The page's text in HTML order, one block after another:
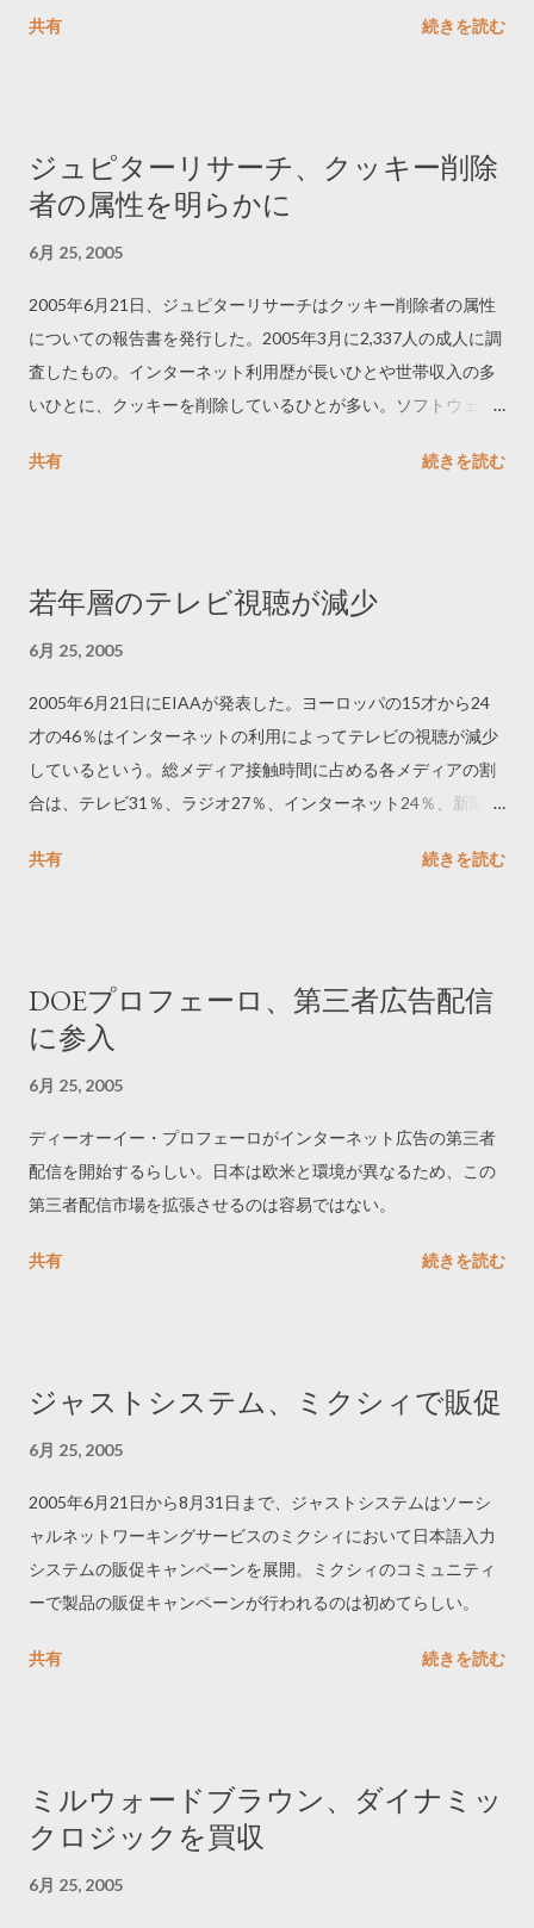
Advertising" (DDB Brasil) http://infectous.plugin.com.br/reality/ -
AC (Dentsu) http://www.interactive-
salaryman.com/pieces/driver_e/ Vodafone (Hakuhodo i Studio)
ネットワークを拡張している。
共有 続きを読む
ジュピターリサーチ、クッキー削除
者の属性を明らかに
6月 25, 2005
2005年6月21日、ジュピターリサーチはクッキー削除者の属性
についての報告書を発行した。2005年3月に2,337人の成人に調
査したもの。インターネット利用歴が長いひとや世帯収入の多
いひとに、クッキーを削除しているひとが多い。ソフトウェア
ひとのほうが多い。
共有 続きを読む
若年層のテレビ視聴が減少
6月 25, 2005
2005年6月21日にEIAAが発表した。ヨーロッパの15才から24
才の46％はインターネットの利用によってテレビの視聴が減少
しているという。総メディア接触時間に占める各メディアの割
合は、テレビ31％、ラジオ27％、インターネット24％、新聞
齢層を絞り込んで再集計したもののようだ。
共有 続きを読む
DOEプロフェーロ、第三者広告配信
に参入
6月 25, 2005
ディーオーイー・プロフェーロがインターネット広告の第三者
配信を開始するらしい。日本は欧米と環境が異なるため、この
第三者配信市場を拡張させるのは容易ではない。
共有 続きを読む
ジャストシステム、ミクシィで販促
6月 25, 2005
2005年6月21日から8月31日まで、ジャストシステムはソーシ
ャルネットワーキングサービスのミクシィにおいて日本語入力
システムの販促キャンペーンを展開。ミクシィのコミュニティ
ーで製品の販促キャンペーンが行われるのは初めてらしい。
共有 続きを読む
ミルウォードブラウン、ダイナミッ
クロジックを買収
6月 25, 2005